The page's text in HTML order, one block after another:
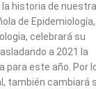
la historia de
de Epidemiología,
celebrará su
a 2021 la
para este año. Por
también cambiará